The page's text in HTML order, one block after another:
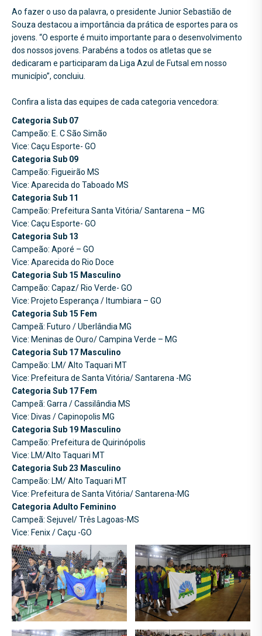
Ao fazer o uso da palavra, o presidente Junior Sebastião de
Souza destacou a importância da prática de esportes para os
jovens. “O esporte é muito importante para o desenvolvimento
dos nossos jovens. Parabéns a todos os atletas que se
dedicaram e participaram da Liga Azul de Futsal em nosso
município”, concluiu.
Confira a lista das equipes de cada categoria vencedora:
Categoria Sub 07
Campeão: E. C São Simão
Vice: Caçu Esporte- GO
Categoria Sub 09
Campeão: Figueirão MS
Vice: Aparecida do Taboado MS
Categoria Sub 11
Campeão: Prefeitura Santa Vitória/ Santarena – MG
Vice: Caçu Esporte- GO
Categoria Sub 13
Campeão: Aporé – GO
Vice: Aparecida do Rio Doce
Categoria Sub 15 Masculino
Campeão: Capaz/ Rio Verde- GO
Vice: Projeto Esperança / Itumbiara – GO
Categoria Sub 15 Fem
Campeã: Futuro / Uberlândia MG
Vice: Meninas de Ouro/ Campina Verde – MG
Categoria Sub 17 Masculino
Campeão: LM/ Alto Taquari MT
Vice: Prefeitura de Santa Vitória/ Santarena -MG
Categoria Sub 17 Fem
Campeã: Garra / Cassilândia MS
Vice: Divas / Capinopolis MG
Categoria Sub 19 Masculino
Campeão: Prefeitura de Quirinópolis
Vice: LM/Alto Taquari MT
Categoria Sub 23 Masculino
Campeão: LM/ Alto Taquari MT
Vice: Prefeitura de Santa Vitória/ Santarena-MG
Categoria Adulto Feminino
Campeã: Sejuvel/ Três Lagoas-MS
Vice: Fenix / Caçu -GO